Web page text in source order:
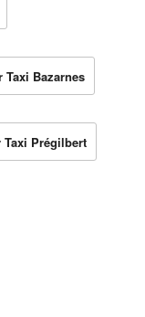
Taxi Bazarnes
Taxi Prégilbert